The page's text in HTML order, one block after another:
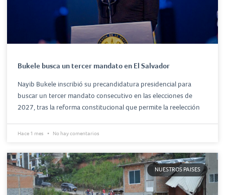
Bukele busca un tercer mandato en El Salvador
Nayib Bukele inscribió su precandidatura presidencial para
buscar un tercer mandato consecutivo en las elecciones de
2027, tras la reforma constitucional que permite la reelección
Hace 1 mes No hay comentarios
NUESTROS PAISES